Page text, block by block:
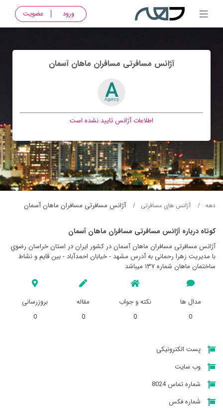
ورود عضویت
آژانس مسافرتی مسافران ماهان آسمان
اطلاعات آژانس تایید نشده است
دهه آژانس های مسافرتی آژانس مسافرتی مسافران ماهان آسمان
کوتاه درباره آژانس مسافرتی مسافران ماهان آسمان
آژانس مسافرتی مسافران ماهان آسمان در کشور ایران در استان خراسان رضوي
با مدیریت زهرا رحمانی به آدرس مشهد - خیابان احمدآباد - بین قایم و نشاط
ساختمان ماهان شماره ۱۳۷ میباشد
مدال ها
0
نکته و جواب
0
مقاله
0
بروزرسانی
0
پست الکترونیکی
وب سایت
شماره تماس 8024
شماره فکس